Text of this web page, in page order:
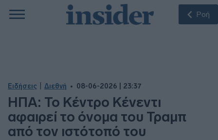
Ροή
Ειδήσεις Διεθνή 08-06-2026 | 23:37
ΗΠΑ: Το Κέντρο Κένεντι
αφαιρεί το όνομα του Τραμπ
από τον ιστότοπό του